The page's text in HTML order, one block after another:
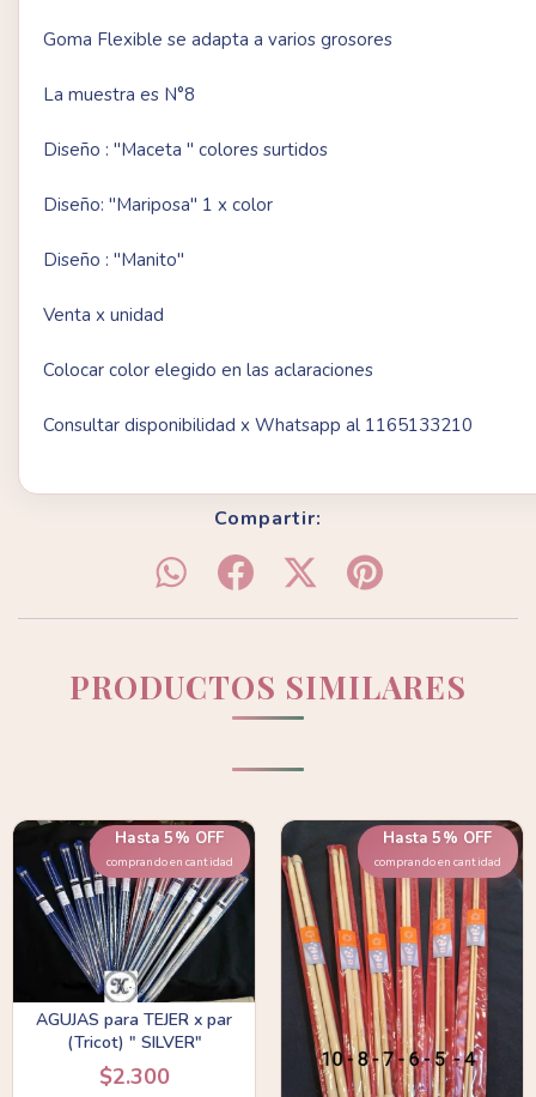
Goma Flexible se adapta a varios grosores
La muestra es N°8
Diseño : "Maceta " colores surtidos
Diseño: "Mariposa" 1 x color
Diseño : "Manito"
Venta x unidad
Colocar color elegido en las aclaraciones
Consultar disponibilidad x Whatsapp al 1165133210
Compartir:
PRODUCTOS SIMILARES
Hasta 5% OFF
comprando en cantidad
AGUJAS para TEJER x par
(Tricot) " SILVER"
$2.300
Hasta 5% OFF
comprando en cantidad